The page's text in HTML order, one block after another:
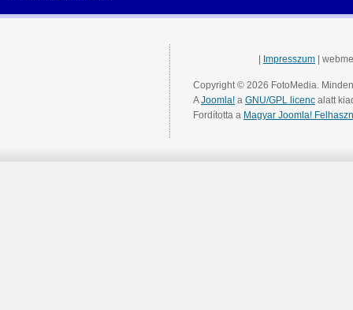
Impresszum |
Copyright © 2026 FotoMedia.
AJoomla! a GNU/GPL licenc alatt
Fordította a Magyar Joomla!